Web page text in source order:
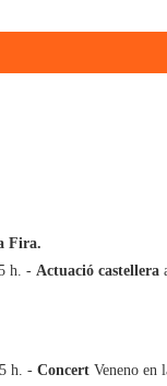
Fira.
h. - Actuació castellera
h. - ConcertVeneno en